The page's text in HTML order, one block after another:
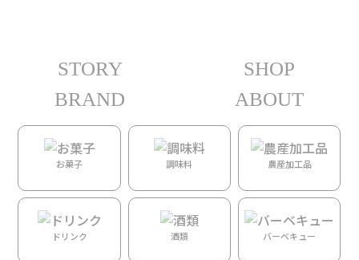
STORY
SHOP
BRAND
ABOUT
お菓子 調味料 農産加工品
ドリンク 酒類 バーベキュー
/ Solario Studio
Solario Studio
選択に一致する商品が見つかりませんでした。